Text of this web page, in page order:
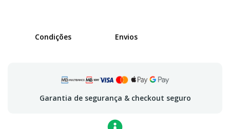
Condições Envios
Garantia de segurança & checkout seguro